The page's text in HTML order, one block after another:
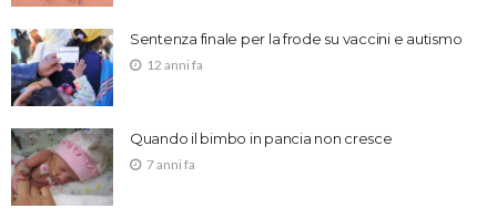
Sentenza finale per la frode su vaccini e autismo
12 anni fa
Quando il bimbo in pancia non cresce
7 anni fa